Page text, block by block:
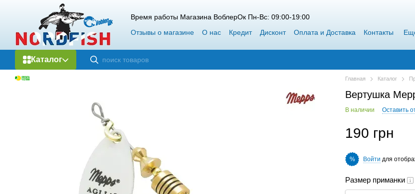
Перейти к основному контенту
Время работы Магазина ВоблерОк Пн-Вс: 09:00-19:00
Отзывы о магазине
О нас Кредит Дисконт Оплата и Доставка Контакты
Каталог
Главная Каталог
Вертушка
В наличии Оставить
190 грн
% Войти для
Размер приманки